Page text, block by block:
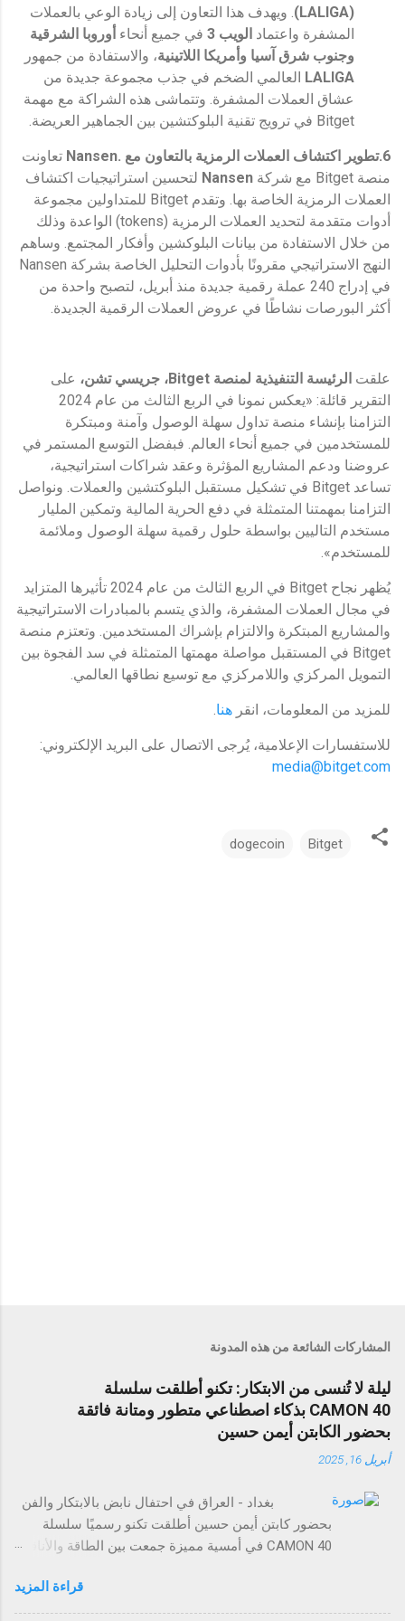
(
LALIGA
). ويهدف هذا التعاون إلى زيادة الوعي بالعملات
المشفرة واعتماد الويب 3 في جميع أنحاء أوروبا الشرقية
وجنوب شرق آسيا وأمريكا اللاتينية، والاستفادة من جمهور
LALIGA العالمي الضخم في جذب مجموعة جديدة من
عشاق العملات المشفرة. وتتماشى هذه الشراكة مع مهمة
Bitget في ترويج تقنية البلوكتشين بين الجماهير العريضة.
6. تطوير اكتشاف العملات الر مزية بالتعاون مع .
Nansen تعاونت
منصة Bitget مع شركة
Nansen لتحسين استراتيجيات اكتشاف
العملات الرمزية الخاصة بها. وتقدم Bitget للمتداولين مجموعة
أدوات متقدمة لتحديد العملات الرمزية (tokens) الواعدة وذلك
من خلال الاستفادة من بيانات البلوكشين وأفكار المجتمع. وساهم
النهج الاستراتيجي مقرونًا بأدوات التحليل الخاصة بشركة Nansen
في إدراج 240 عملة رقمية جديدة منذ أبريل، لتصبح واحدة من
أكثر البورصات نشاطًا في عروض العملات الرقمية الجديدة.
علقت الرئيسة التنفيذية لمنصة Bitget، جريسي تشن، على
التقرير قائلة: «يعكس نمونا في الربع الثالث من عام 2024
التزامنا بإنشاء منصة تداول سهلة الوصول وآمنة ومبتكرة
للمستخدمين في جميع أنحاء العالم. فبفضل التوسع المستمر في
عروضنا ودعم المشاريع المؤثرة وعقد شراكات استراتيجية،
تساعد Bitget في تشكيل مستقبل البلوكتشين والعملات. ونواصل
التزامنا بمهمتنا المتمثلة في دفع الحرية المالية وتمكين المليار
مستخدم التاليين بواسطة حلول رقمية سهلة الوصول وملائمة
للمستخدم».
يُظهر نجاح Bitget في الربع الثالث من عام 2024 تأثيرها المتزايد
في مجال العملات المشفرة، والذي يتسم بالمبادرات الاستراتيجية
والمشاريع المبتكرة والالتزام بإشراك المستخدمين. وتعتزم منصة
Bitget في المستقبل مواصلة مهمتها المتمثلة في سد الفجوة بين
التمويل المركزي واللامركزي مع توسيع نطاقها العالمي.
للمزيد من المعلومات، انقر هنا.
للاستفسارات الإعلامية، يُرجى الاتصال على البريد الإلكتروني:
media@bitget.com
Bitget
dogecoin
المشاركات الشائعة من هذه المدونة
ليلة لا تُنسى من الابتكار: تكنو أطلقت سلسلة
CAMON 40 بذكاء اصطناعي متطور ومتانة فائقة
بحضور الكابتن أيمن حسين
أبريل 16, 2025
بغداد - العراق في احتفال نابض بالابتكار والفن
بحضور كابتن أيمن حسين أطلقت تكنو رسميًا سلسلة
CAMON 40 في أمسية مميزة جمعت بين الطاقة والأناقة
الإعلام، والمؤثرين في مجال التقنية، وضيوف مميزون
لاستكشاف مستقبل تصوير الهواتف الذكية. تضم سلسلة
قراءة المزيد